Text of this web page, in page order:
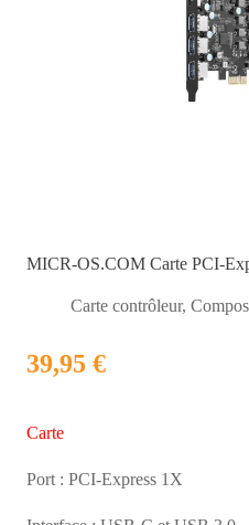
MICR-OS.COM Carte PCI-
Carte contrôleur,
39,95 €
Carte
Port : PCI-Express 1X